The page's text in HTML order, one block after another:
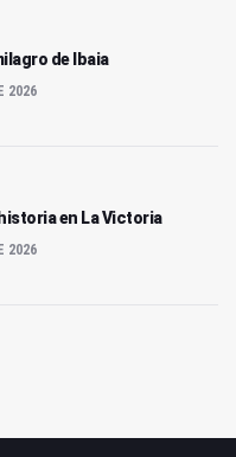
de Ibaia
2026
en La Victoria
2026